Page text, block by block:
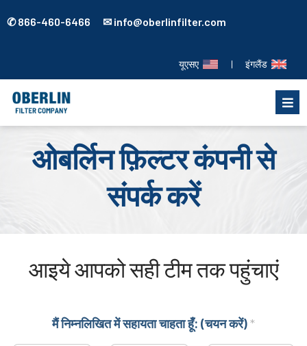
✆ 866-460-6466 ✉ info@oberlinfilter.com
यूएसए | इंगलैंड
ओबर्लिन फ़िल्टर कंपनी से
संपर्क करें
आइये आपको सही टीम तक पहुंचाएं
मैं निम्नलिखित में सहायता चाहता हूँ: (चयन करें)*